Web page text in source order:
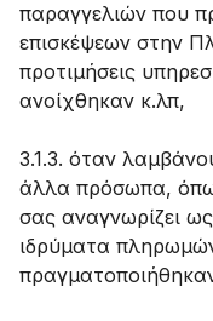
παραγγελιών που
επισκέψεων στην
προτιμήσεις
ανοίχθηκαν κ.λπ,
3.1.3. όταν
άλλα πρόσωπα,
σας αναγνωρίζει
ιδρύματα